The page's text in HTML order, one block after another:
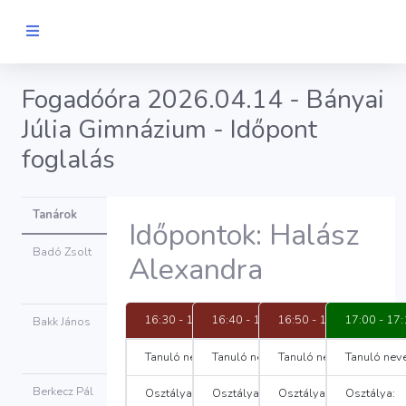
Fogadóóra 2026.04.14 - Bányai
Júlia Gimnázium - Időpont
foglalás
Tanárok
Badó Zsolt
Időpont
foglalás
Bakk János
Időpont
foglalás
Berkecz Pál
Időpont
Időpontok: Halász
Alexandra
16:30 - 16:40
Tanuló neve:Fábián Gábor
Osztálya: 5.B
16:40 - 16:50
Tanuló neve:Sándor Boldizsár
Osztálya: 7.A
16:50 - 17:00
Tanuló neve:Bauer Ivett
Osztálya: 5.B
17:00 -
Tanuló
Osztálya: